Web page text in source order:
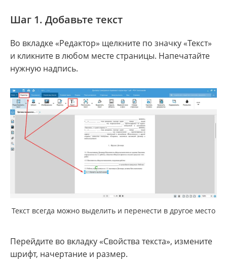
Шаг 1. Добавьте текст
Во вкладке «Редактор» щелкните по значку «Текст»
и кликните в любом месте страницы. Напечатайте
нужную надпись.
Текст всегда можно выделить и перенести в другое место
Перейдите во вкладку «Свойства текста», измените
шрифт, начертание и размер.